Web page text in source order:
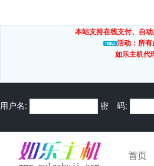
本站支持在线支付、自
活动：所
如乐主机代
用户名: 密 码:
首页